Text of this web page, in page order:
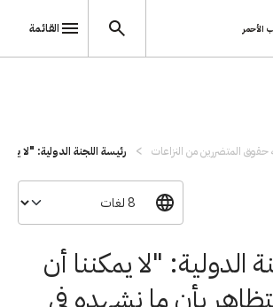
الأحمر القائمة
حقوق المتضررين من النزاعات رئيسة اللجنة الدولية: "لا
الدولية: "لا يمكننا أن
بأن ما نشهده في